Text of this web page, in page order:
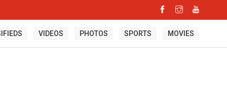
VIDEOS PHOTOS SPORTS MOVIES